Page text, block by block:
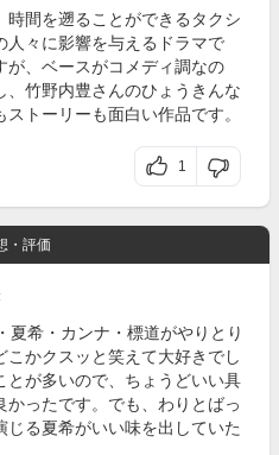
時間を遡ることができるタクシ
人々に影響を与えるドラマで
が、ベースがコメディ調なの
竹野内豊さんのひょうきんな
トーリーも面白い作品です。
1
・評価
夏希・カンナ・標道がやりとり
こかクスッと笑えて大好きでし
とが多いので、ちょうどいい具
ったです。でも、わりとばっ
る夏希がいい味を出していた